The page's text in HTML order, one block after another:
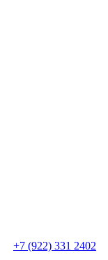
+7 (922) 331 2402